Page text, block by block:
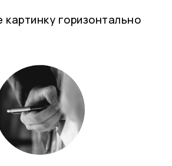
картинку горизонтально